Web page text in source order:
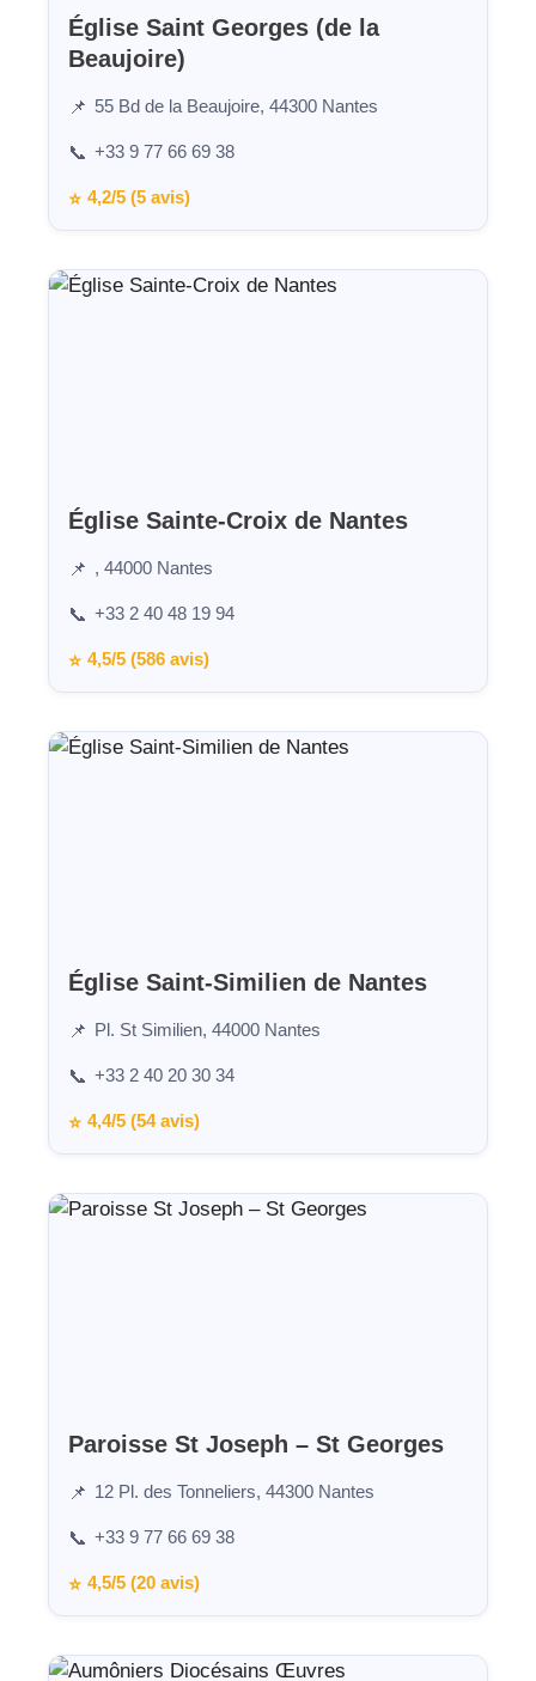
Église Saint Georges (de la
Beaujoire)
📌 55 Bd de la Beaujoire, 44300 Nantes
📞 +33 9 77 66 69 38
⭐ 4,2/5 (5 avis)
Église Sainte-Croix de Nantes
📌 , 44000 Nantes
📞 +33 2 40 48 19 94
⭐ 4,5/5 (586 avis)
Église Saint-Similien de Nantes
📌 Pl. St Similien, 44000 Nantes
📞 +33 2 40 20 30 34
⭐ 4,4/5 (54 avis)
Paroisse St Joseph – St Georges
📌 12 Pl. des Tonneliers, 44300 Nantes
📞 +33 9 77 66 69 38
⭐ 4,5/5 (20 avis)